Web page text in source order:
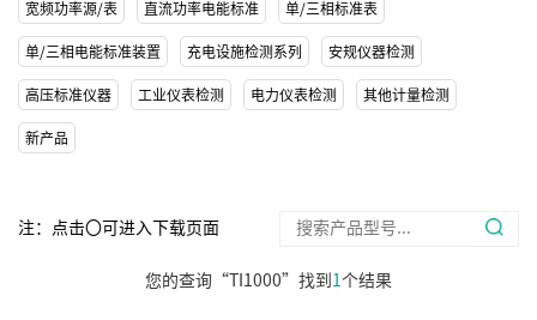
宽频功率源/表 直流功率电能标准 单/三相标准表
单/三相电能标准装置 充电设施检测系列 安规仪器检测
高压标准仪器 工业仪表检测 电力仪表检测 其他计量检测
新产品
注：点击〇可进入下载页面
您的查询“TI1000”找到 1 个结果